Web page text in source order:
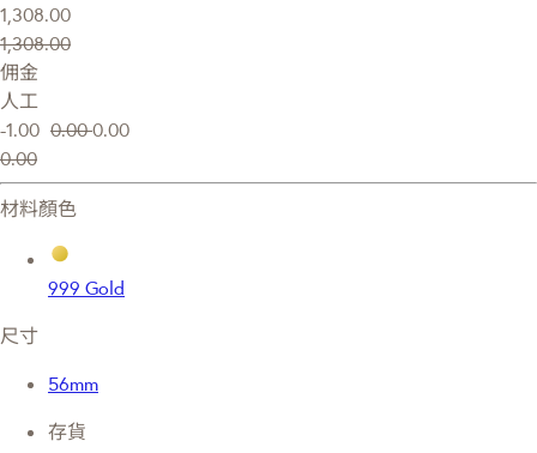
1,308.00
1,308.00
佣金
人工
-1.00 0.000.00
0.00
材料顏色
999 Gold
尺寸
56mm
存貨